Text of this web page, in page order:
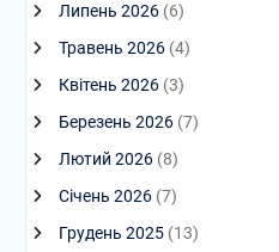
Липень 2026(6)
Травень 2026(4)
Квітень 2026(3)
Березень 2026(7)
Лютий 2026(8)
Січень 2026(7)
Грудень 2025(13)